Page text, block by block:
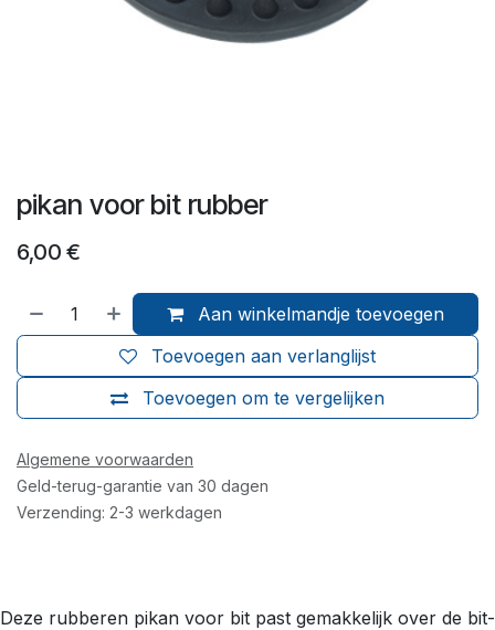
pikan voor bit rubber
6,00 €
Aan winkelmandje toevoegen
Toevoegen om te vergelijken
Toevoegen aan verlanglijst
Algemene voorwaarden
Geld-terug-garantie van 30 dagen
Verzending: 2-3 werkdagen
Deze rubberen pikan voor bit past gemakkelijk over de bit-